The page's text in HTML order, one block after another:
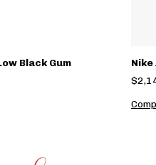
Black Gum